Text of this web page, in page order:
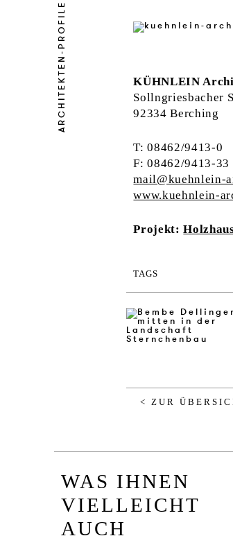
ARCHITEKTEN-PROFILE
KÜHNLEIN
Sollngriesbacher
92334 Berching
T: 08462/9413-0
F: 08462/9413-33
mail@kuehnlein-
www.kuehnlein-
Projekt:
TAGS
< ZUR
WAS IHNEN
VIELLEICHT
AUCH